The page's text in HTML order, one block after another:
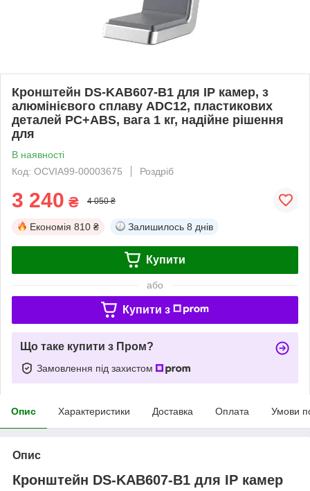
Кронштейн DS-KAB607-B1 для IP камер, з
алюмінієвого сплаву ADC12, пластикових
деталей PC+ABS, вага 1 кг, надійне рішення
для
В наявності
Код: OCVIA99-00003675
Роздріб
3 240 ₴ 4 050 ₴
Економія 810 ₴ Залишилось 8 днів
Купити
або
Купити з
Що таке купити з Пром?
Замовлення під захистом
Опис Характеристики Доставка Оплата Умови
Опис
Кронштейн DS-KAB607-B1 для IP камер